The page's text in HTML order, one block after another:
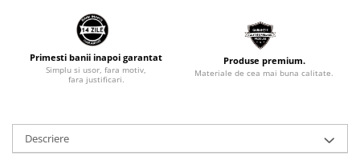
Primesti banii inapoi garantat
Simplu si usor, fara motiv,
fara justificari.
Produse premium.
Materiale de cea mai buna calitate.
Descriere